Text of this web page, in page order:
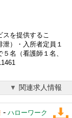
スを提供するこ
泄）・入所者定員１
名（看護師１名、
関連求人情報
- ハローワーク